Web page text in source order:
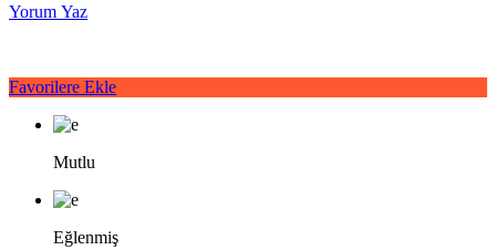
Yorum Yaz
Favorilere Ekle
Mutlu
Eğlenmiş